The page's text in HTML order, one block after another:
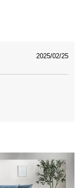
2025/02/25